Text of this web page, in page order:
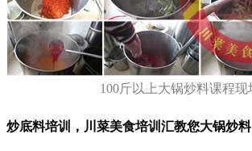
100斤以上大锅炒料课程现
炒底料培训，川菜美食培训汇教您大锅炒料